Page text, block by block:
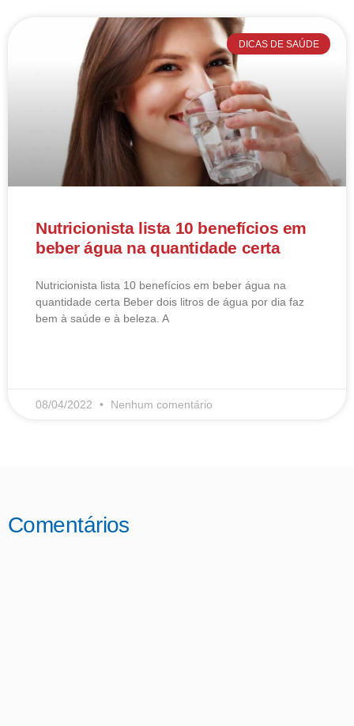
DICAS DE SAÚDE
Nutricionista lista 10 benefícios em
beber água na quantidade certa
Nutricionista lista 10 benefícios em beber água na
quantidade certa Beber dois litros de água por dia faz
bem à saúde e à beleza. A
08/04/2022 Nenhum comentário
Comentários